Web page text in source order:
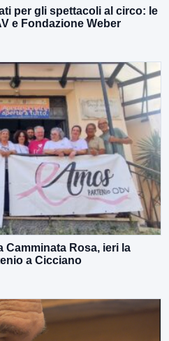
per gli spettacoli al circo: le
e Fondazione Weber
Rosa, ieri la
a Cicciano